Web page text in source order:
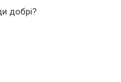
добрі?